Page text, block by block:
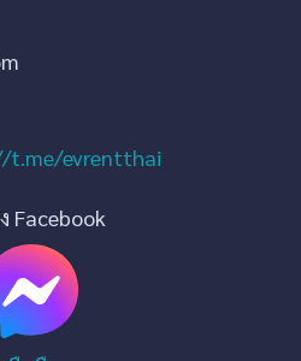
t.me/evrentthai
Facebook